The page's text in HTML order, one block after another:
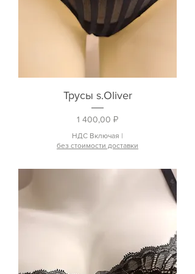
Трусы s.Oliver
Цена
1 400,00 ₽
НДС Включая |
без стоимости доставки